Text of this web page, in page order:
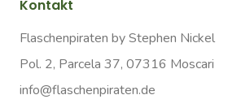
Kontakt
Flaschenpiraten by Stephen Nickel
Pol. 2, Parcela 37, 07316 Moscari
info@flaschenpiraten.de